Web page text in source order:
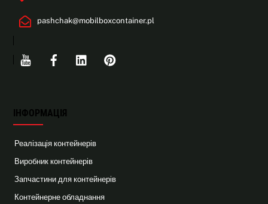
pashchak@mobilboxcontainer.pl
ІНФОРМАЦІЯ
Реалізація контейнерів
Виробник контейнерів
Запчастини для контейнерів
Контейнерне обладнання